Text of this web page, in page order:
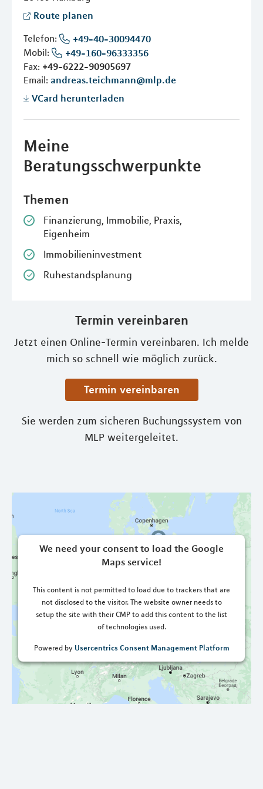
Route planen
Telefon:
+49-40-30094470
Mobil:
+49-160-96333356
Fax: +49-6222-90905697
Email: andreas.teichmann@mlp.de
VCard herunterladen
Meine
Beratungsschwerpunkte
Themen
Finanzierung, Immobilie, Praxis,
Eigenheim
Immobilieninvestment
Ruhestandsplanung
Termin vereinbaren
Jetzt einen Online-Termin vereinbaren. Ich melde
mich so schnell wie möglich zurück.
Termin vereinbaren
Sie werden zum sicheren Buchungssystem von
MLP weitergeleitet.
We need your consent to load the Google
Maps service!
This content is not permitted to load due to trackers that are
not disclosed to the visitor. The website owner needs to
setup the site with their CMP to add this content to the list
of technologies used.
Powered by Usercentrics Consent Management Platform